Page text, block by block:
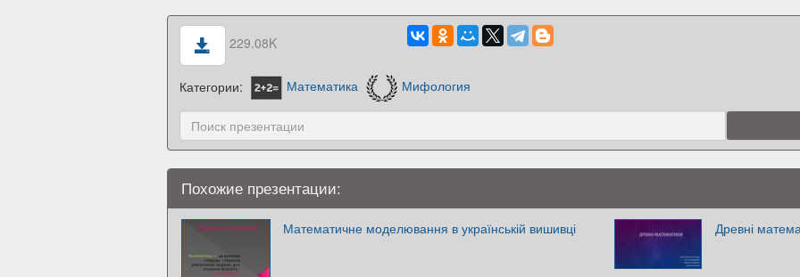
229.08K
Категории: Математика Мифология
Похожие презентации:
Математичне моделювання в українській вишивці Древні